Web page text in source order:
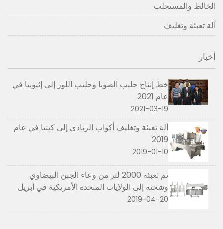
الخالط والمستحلب
آلة تعبئة وتغليف
أخبار
خط إنتاج حليب الصويا وحليب اللوز إلى إثيوبيا في
عام 2021
2021-03-19
آلة تعبئة وتغليف أكواب الزبادي إلى كينيا في عام
2019
2019-01-10
تم تعبئة 2000 لتر من وعاء الجبن البيضاوي
وشحنه إلى الولايات المتحدة الأمريكية في أبريل
2019
2019-04-20